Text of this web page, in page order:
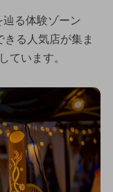
る体験ゾーン
きる人気店が集ま
ています。